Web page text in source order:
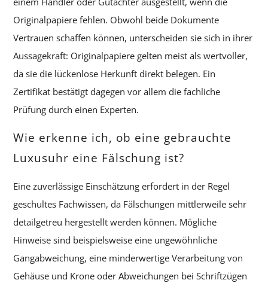
Originalpapiere fehlen. Obwohl beide Dokumente
Vertrauen schaffen können, unterscheiden sie sich in ihrer
Aussagekraft: Originalpapiere gelten meist als wertvoller,
da sie die lückenlose Herkunft direkt belegen. Ein
Zertifikat bestätigt dagegen vor allem die fachliche
Prüfung durch einen Experten.
Wie erkenne ich, ob eine gebrauchte
Luxusuhr eine Fälschung ist?
Eine zuverlässige Einschätzung erfordert in der Regel
geschultes Fachwissen, da Fälschungen mittlerweile sehr
detailgetreu hergestellt werden können. Mögliche
Hinweise sind beispielsweise eine ungewöhnliche
Gangabweichung, eine minderwertige Verarbeitung von
Gehäuse und Krone oder Abweichungen bei Schriftzügen